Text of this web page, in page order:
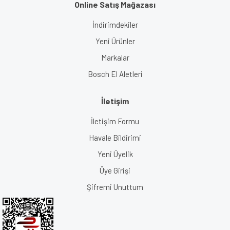
Online Satış Mağazası
İndirimdekiler
Yeni Ürünler
Markalar
Bosch El Aletleri
İletişim
İletişim Formu
Havale Bildirimi
Yeni Üyelik
Üye Girişi
Şifremi Unuttum